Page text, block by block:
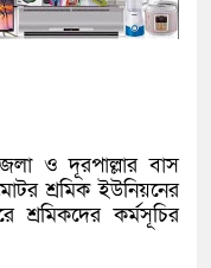
ও দূরপাল্লার বাস
শ্রমিক ইউনিয়নের
শ্রমিকদের কর্মসূচির